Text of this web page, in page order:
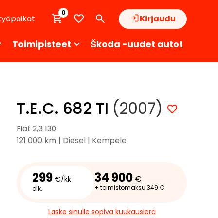
Kirjaudu
0
Toimipisteet Škoda -uudet autot
T.E.C. 682 TI (2007)
Fiat 2,3 130
121 000 km | Diesel | Kempele
299 €/kk
alk.
34 900 €
+ toimistomaksu 349 €
Laske sinulle sopiva kuukausierä